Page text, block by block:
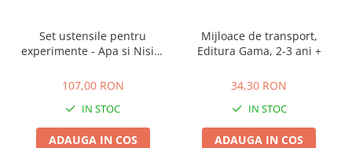
Set ustensile pentru
experimente - Apa si Nisip,
+
107,00 RON
IN STOC
ADAUGA IN COS
Mijloace de transport,
Editura Gama, 2-3 ani +
34,30 RON
IN STOC
ADAUGA IN COS